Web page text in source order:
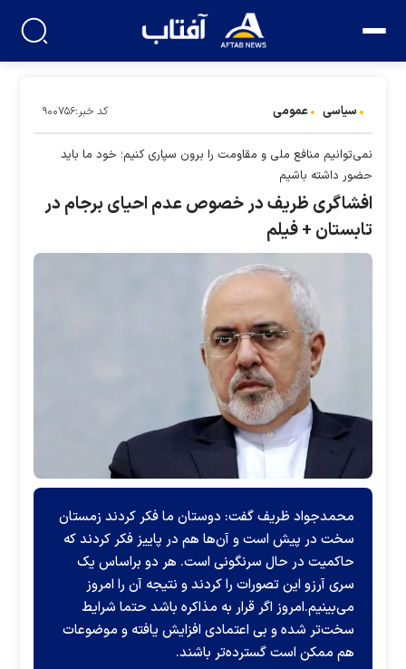
سیاسی عمومی کد خبر:۹۰۰۷۵۶
نمی‌توانیم منافع ملی و مقاومت را برون سپاری کنیم؛ خود ما باید
حضور داشته باشیم
افشاگری ظریف در خصوص عدم احیای برجام در
تابستان + فیلم
محمدجواد ظریف گفت: دوستان ما فکر کردند زمستان
سخت در پیش است و آن‌ها هم در پاییز فکر کردند که
حاکمیت در حال سرنگونی است. هر دو براساس یک
سری آرزو این تصورات را کردند و نتیجه آن را امروز
می‌بینیم.امروز اگر قرار به مذاکره باشد حتما شرایط
سخت‌تر شده و بی اعتمادی افزایش یافته و موضوعات
هم ممکن است گسترده‌تر باشند.